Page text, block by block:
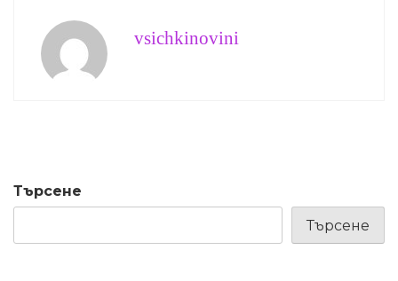
vsichkinovini
Търсене
Търсене